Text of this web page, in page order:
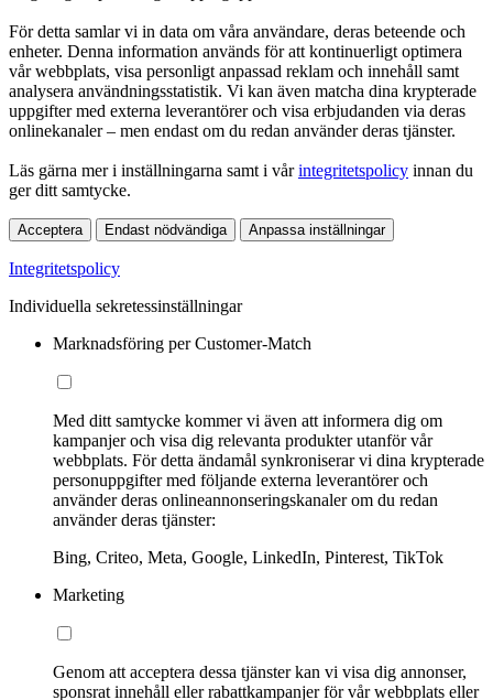
För detta samlar vi in data om våra användare, deras beteende och
enheter. Denna information används för att kontinuerligt optimera
vår webbplats, visa personligt anpassad reklam och innehåll samt
analysera användningsstatistik. Vi kan även matcha dina krypterade
uppgifter med externa leverantörer och visa erbjudanden via deras
onlinekanaler – men endast om du redan använder deras tjänster.
Läs gärna mer i inställningarna samt i vårintegritetspolicy innan du
ger ditt samtycke.
Acceptera Endast nödvändiga Anpassa inställningar
Integritetspolicy
Individuella sekretessinställningar
Marknadsföring per Customer-Match
Med ditt samtycke kommer vi även att informera dig om
kampanjer och visa dig relevanta produkter utanför vår
webbplats. För detta ändamål synkroniserar vi dina krypterade
personuppgifter med följande externa leverantörer och
använder deras onlineannonseringskanaler om du redan
använder deras tjänster:
Bing, Criteo, Meta, Google, LinkedIn, Pinterest, TikTok
Marketing
Genom att acceptera dessa tjänster kan vi visa dig annonser,
sponsrat innehåll eller rabattkampanjer för vår webbplats eller